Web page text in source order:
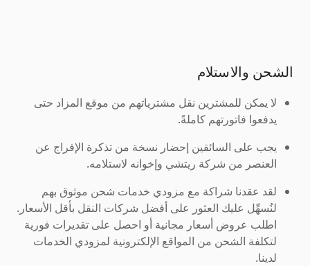
الشحن والاستلام
لا يمكن للمشترين نقل مشترياتهم من موقع المزاد حتى
يدفعوا فاتورتهم كاملةً.
يجب على السائقين إحضار نسخة من تذكرة الإفراج عن
العنصر من شركة ريتشي وإخوانه لاستلامه.
لقد عقدنا شراكة مع مزودي خدمات شحن موثوق بهم
لنُسهِّل عليك العثور على أفضل شركات النقل بأقل الأسعار.
اطلب عروض أسعار مجانية أو احصل على تقديرات فورية
لتكلفة الشحن من المواقع الإلكترونية لمزودي الخدمات
لدينا.